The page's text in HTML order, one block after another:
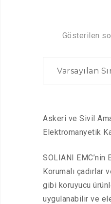
Gösterilen
Askeri ve Sivil
Elektromanyetik
SOLIANI EMC’nin
Korumalı çadırlar
gibi koruyucu
uygulanabilir ve